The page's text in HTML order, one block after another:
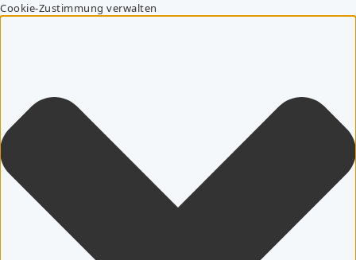
Cookie-Zustimmung verwalten